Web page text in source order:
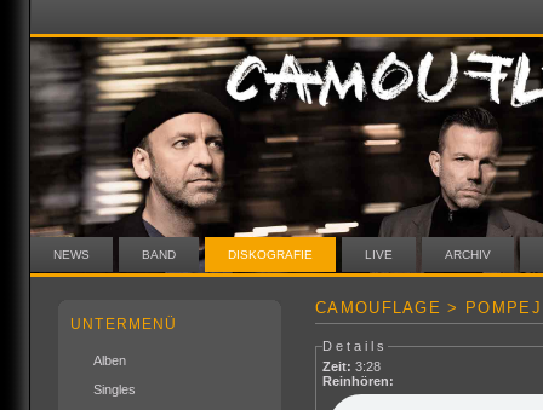
NEWS BAND DISKOGRAFIE LIVE ARCHIV
UNTERMENÜ
Alben
Singles
CAMOUFLAGE >
Details
Zeit: 3:28
Reinhören: